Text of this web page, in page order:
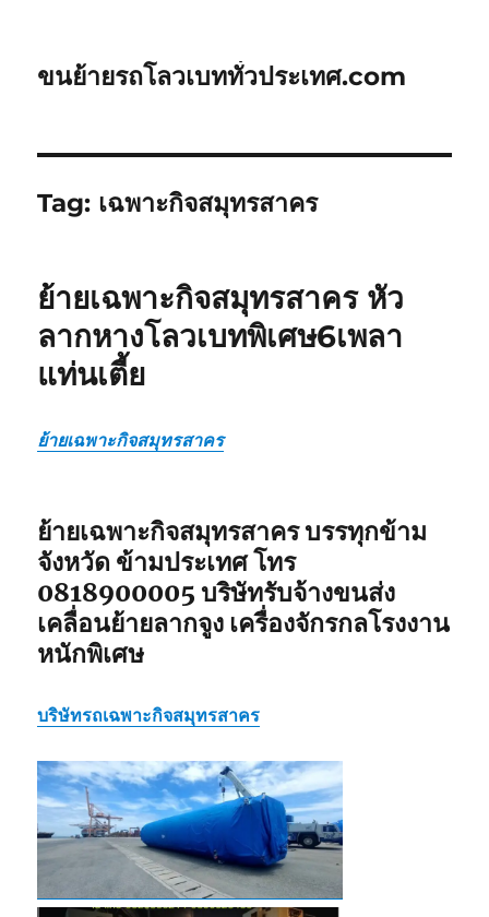
ขนย้ายรถโลวเบททั่วประเทศ.com
Tag: เฉพาะกิจสมุทรสาคร
ย้ายเฉพาะกิจสมุทรสาคร หัว
ลากหางโลวเบทพิเศษ6เพลา
แท่นเตี้ย
ย้ายเฉพาะกิจสมุทรสาคร
ย้ายเฉพาะกิจสมุทรสาคร บรรทุกข้าม
จังหวัด ข้ามประเทศ โทร
0818900005 บริษัทรับจ้างขนส่ง
เคลื่อนย้ายลากจูง เครื่องจักรกลโรงงาน
หนักพิเศษ
บริษัทรถเฉพาะกิจสมุทรสาคร